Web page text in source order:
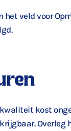
veld voor
kost
Overleg